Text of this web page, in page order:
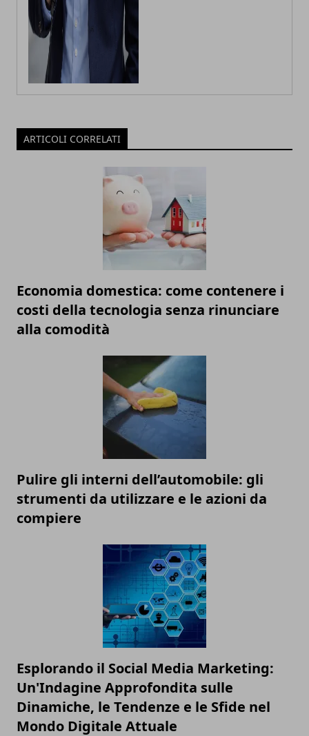
ARTICOLI CORRELATI
Economia domestica: come contenere i
costi della tecnologia senza rinunciare
alla comodità
Pulire gli interni dell’automobile: gli
strumenti da utilizzare e le azioni da
compiere
Esplorando il Social Media Marketing:
Un'Indagine Approfondita sulle
Dinamiche, le Tendenze e le Sfide nel
Mondo Digitale Attuale